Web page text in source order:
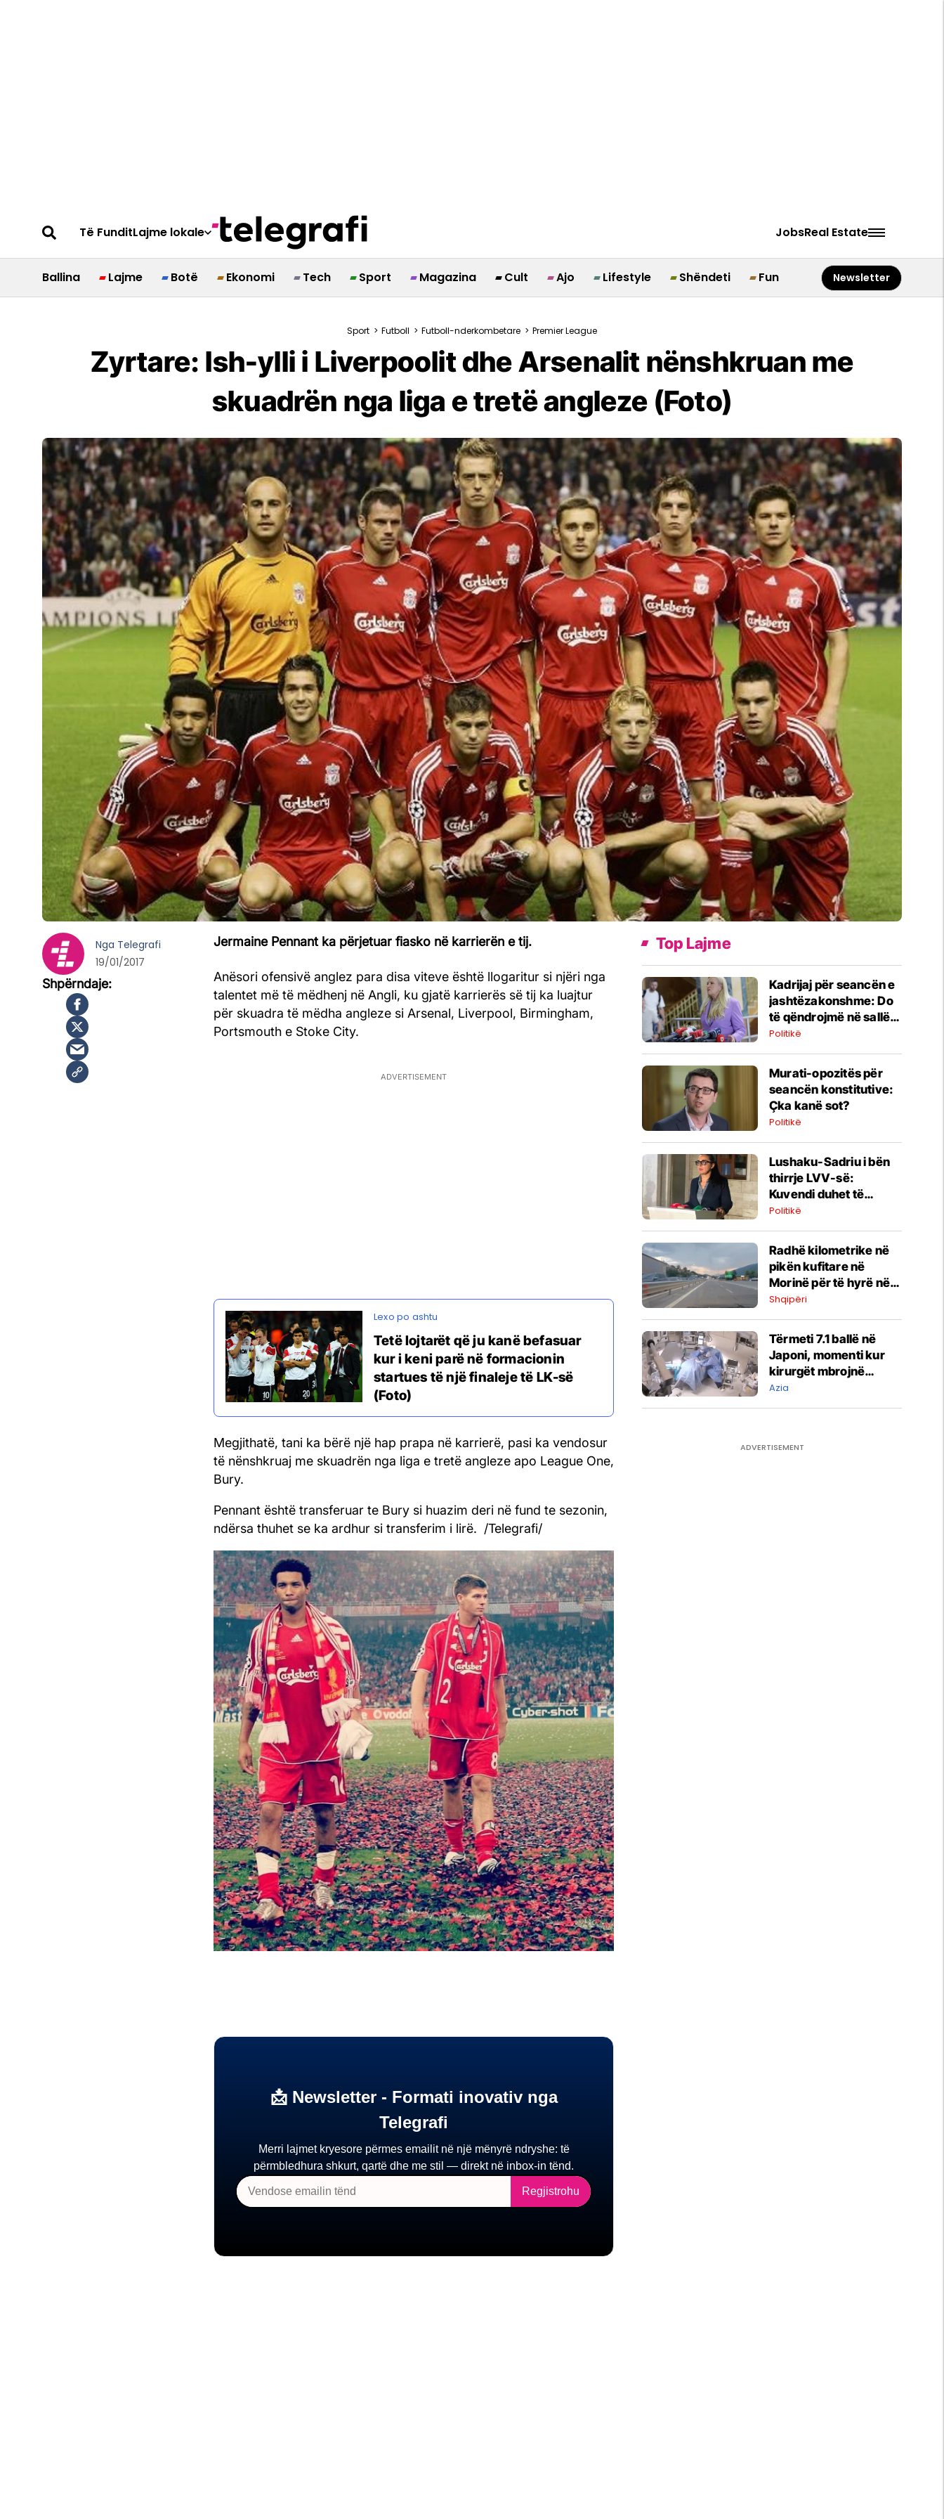
Të FunditLajme lokale JobsReal Estate
Ballina Lajme Botë Ekonomi Tech Sport Magazina Cult Ajo Lifestyle Shëndeti Fun Newsletter
Sport > Futboll > Futboll-nderkombetare > Premier League
Zyrtare: Ish-ylli i Liverpoolit dhe Arsenalit nënshkruan me
skuadrën nga liga e tretë angleze (Foto)
Jermaine Pennant ka përjetuar fiasko në karrierën e tij.
Anësori ofensivë anglez para disa viteve është llogaritur si njëri nga
talentet më të mëdhenj në Angli, ku gjatë karrierës së tij ka luajtur
për skuadra të mëdha angleze si Arsenal, Liverpool, Birmingham,
Portsmouth e Stoke City.
Tetë lojtarët që ju kanë befasuar
kur i keni parë në formacionin
startues të një finaleje të LK-së
(Foto)
Megjithatë, tani ka bërë një hap prapa në karrierë, pasi ka vendosur
të nënshkruaj me skuadrën nga liga e tretë angleze apo League One,
Bury.
Pennant është transferuar te Bury si huazim deri në fund te sezonin,
ndërsa thuhet se ka ardhur si transferim i lirë. /Telegrafi/
Nga Telegrafi
19/01/2017
Top Lajme
Kadrijaj për seancën e
jashtëzakonshme: Do
të qëndrojmë në sallë, i
kemi nënshkrimet
Politikë
​Murati-opozitës për
seancën konstitutive:
Çka kanë sot?
Politikë
Lushaku-Sadriu i bën
thirrje LVV-së:
Kuvendi duhet të
konstituohet sonte
Politikë
​Radhë kilometrike në
pikën kufitare në
Morinë për të hyrë në
Kosovë
Shqipëri
Tërmeti 7.1 ballë në
Japoni, momenti kur
kirurgët mbrojnë
pacientin me trupat e
Azia